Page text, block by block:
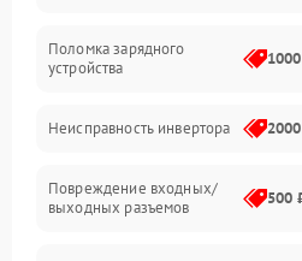
Механические повреждения
Поломка зарядного
устройства
Неисправность инвертора
Повреждение входных/
выходных разъемов
500